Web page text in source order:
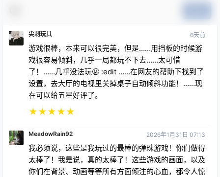
尖刺玩具 6天前
游戏很棒，本来可以很完美，但是……用挡板的时候游
戏很容易倾斜，几乎一局都玩不下去……太可惜
了！……几乎没法玩🤬 :edit ……在网友的帮助下找到了
设置，去大厅的电视里关掉桌子自动倾斜功能！……现
在可以给五星好评了。
★★★★★
MeadowRain92 2026年1月31日 07:13
我必须说，这些是我玩过的最棒的弹珠游戏！你们做得
太棒了！我是说，真的太棒了！这些游戏的画面，以及
你们在背景、动画等等所有方面倾注的心血，都令人惊